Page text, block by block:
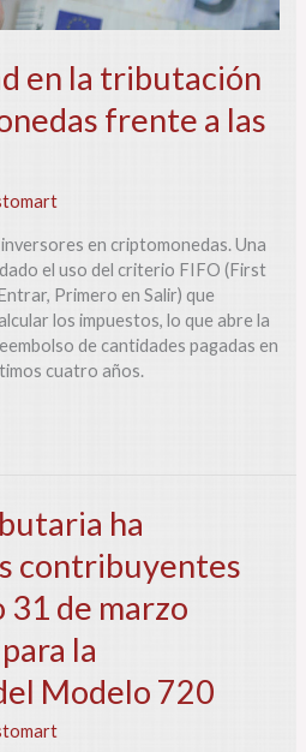
en la tributación
frente a las
en criptomonedas. Una
el uso del criterio FIFO (First
Primero en Salir) que
los impuestos, lo que abre la
de cantidades pagadas en
cuatro años.
ha
contribuyentes
31 de marzo
la
Modelo 720